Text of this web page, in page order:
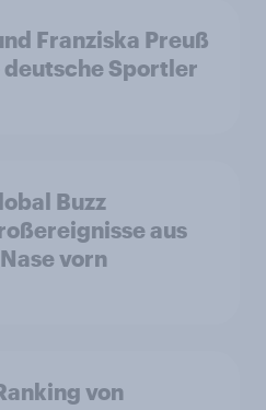
Franziska Preuß
Sportler
Buzz
aus
vorn
von